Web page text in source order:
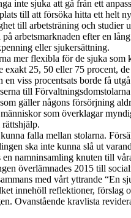
inte sjuka att gå från ett
till att försöka hitta ett helt
till arbetsträning och studier
på arbetsmarknaden efter en
eller sjukersättning.
mer flexibla för de sjuka som
exakt 25, 50 eller 75 procent,
en viss procentsats borde få
till
gäller någons försörjning
som överklagar
falla mellan stolarna.
ska inte kunna slå ut
en namninsamling knuten till
överlämnades 2015 till
med vårt yttrande “En
innehöll reflektioner, förslag
Ovanstående kravlista